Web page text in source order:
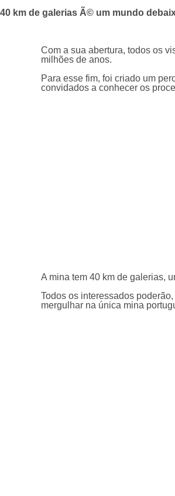
40 km de galerias Ã© um mundo
Com a sua abertura, todos os
milhões de anos.
Para esse fim, foi criado um
convidados a conhecer os
A mina tem 40 km de galerias,
Todos os interessados
mergulhar na única mina